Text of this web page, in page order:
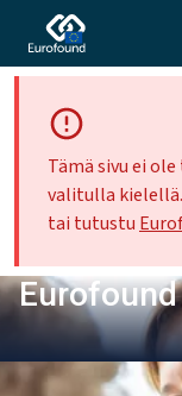
Tämä sivu ei
valitulla kielellä.
tai tutustu